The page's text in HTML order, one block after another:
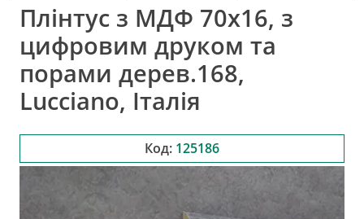
Плінтус з МДФ 70x16, з
цифровим друком та
порами дерев.168,
Lucciano, Італія
Код: 125186